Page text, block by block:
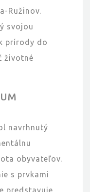
Ružinov.
svojou
prírody do
životné
navrhnutý
obyvateľov.
s prvkami
predstavuje